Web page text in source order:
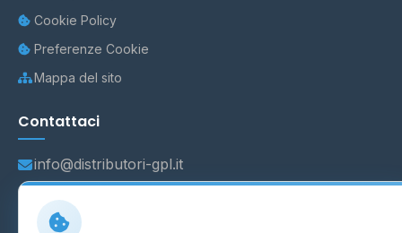
Cookie Policy
Preferenze Cookie
Mappa del sito
Contattaci
info@distributori-gpl.it